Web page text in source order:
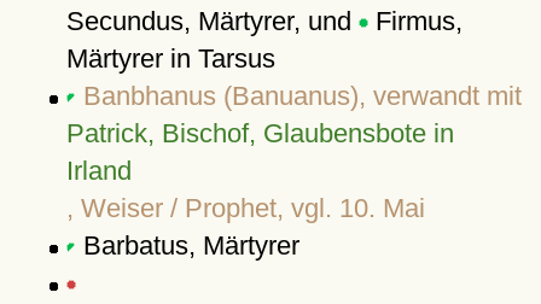
Secundus, Märtyrer, und Firmus,
Märtyrer in Tarsus
Banbhanus (Banuanus), verwandt mit
Patrick, Bischof, Glaubensbote in
Irland
, Weiser / Prophet, vgl. 10. Mai
Barbatus, Märtyrer